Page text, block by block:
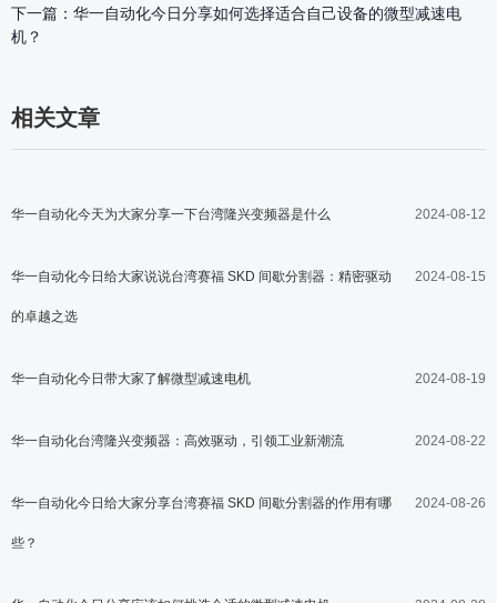
下一篇： 华一自动化今日分享如何选择适合自己设备的微型减速电
机？
相关文章
2024-08-12
华一自动化今天为大家分享一下台湾隆兴变频器是什么
2024-08-15
华一自动化今日给大家说说台湾赛福 SKD 间歇分割器：精密驱动
的卓越之选
2024-08-19
华一自动化今日带大家了解微型减速电机
2024-08-22
华一自动化台湾隆兴变频器：高效驱动，引领工业新潮流
2024-08-26
华一自动化今日给大家分享台湾赛福 SKD 间歇分割器的作用有哪
些？